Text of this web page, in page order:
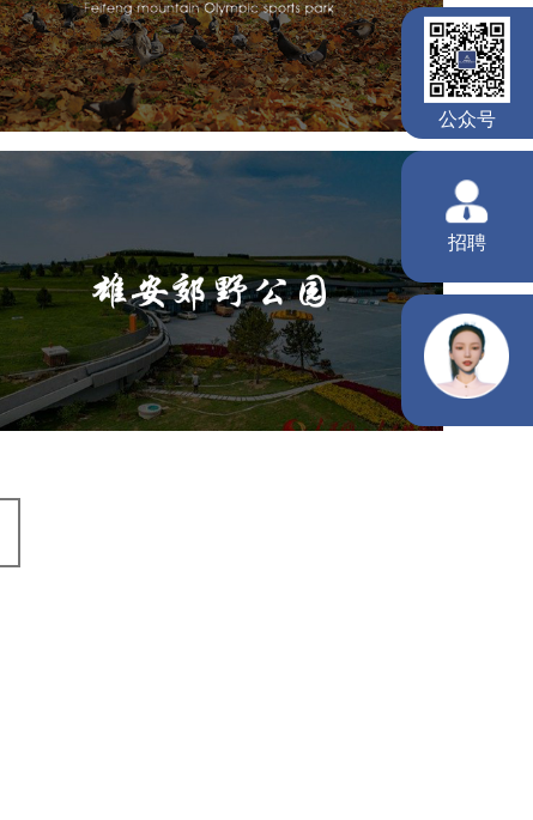
旅游休闲 公园 AI人工智能
智慧公园
智慧体育公园
智能步道
智能大数据平台
AR太极
智能体测
旅游休闲 公园 AI人工智能
智慧公园
智能灯杆
智能照明系统 智能垃圾桶